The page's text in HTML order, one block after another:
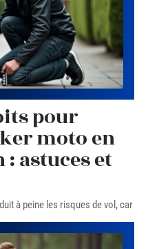
pour
moto en
astuces et
à peine les risques de vol, car